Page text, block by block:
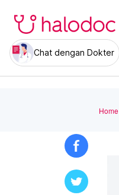
Chat dengan Dokter
Home